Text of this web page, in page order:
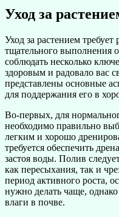
Уход за
Уход за растением
тщательного выполнения
соблюдать несколько
здоровым и радовало
представлены основные
для поддержания его в
Во-первых, для
необходимо правильно
легким и хорошо
требуется обеспечить
застоя воды. Полив
как пересыхания, так и
период активного роста,
нужно делать чаще,
влаги в почве.